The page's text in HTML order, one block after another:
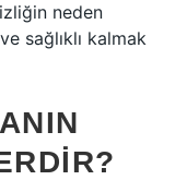
neden
sağlıklı kalmak